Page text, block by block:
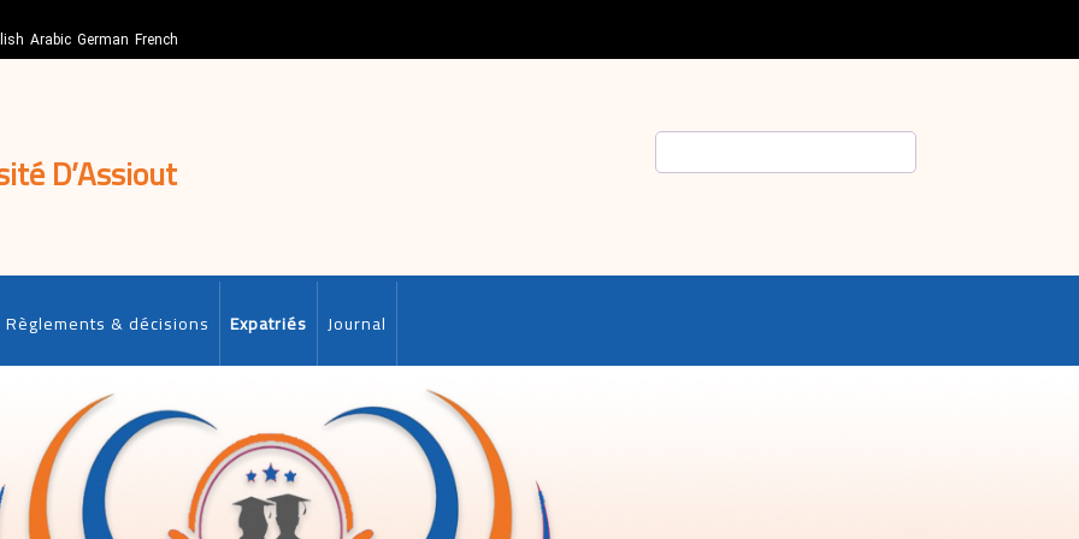
Arabic German French
D’Assiout
Règlements & décisions Expatriés Journal